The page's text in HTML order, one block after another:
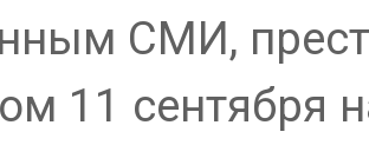
СМИ,
11 сентября